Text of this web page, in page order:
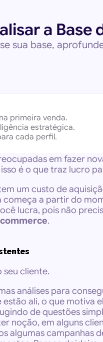
a Base
sua base,
primeira venda.
estratégica.
cada perfil.
em fazer
é o que traz lucro
um custo de
a partir do
lucra, pois não
.
seu cliente.
análises para
estão ali, o que
de questões
noção, em alguns
algumas campanhas